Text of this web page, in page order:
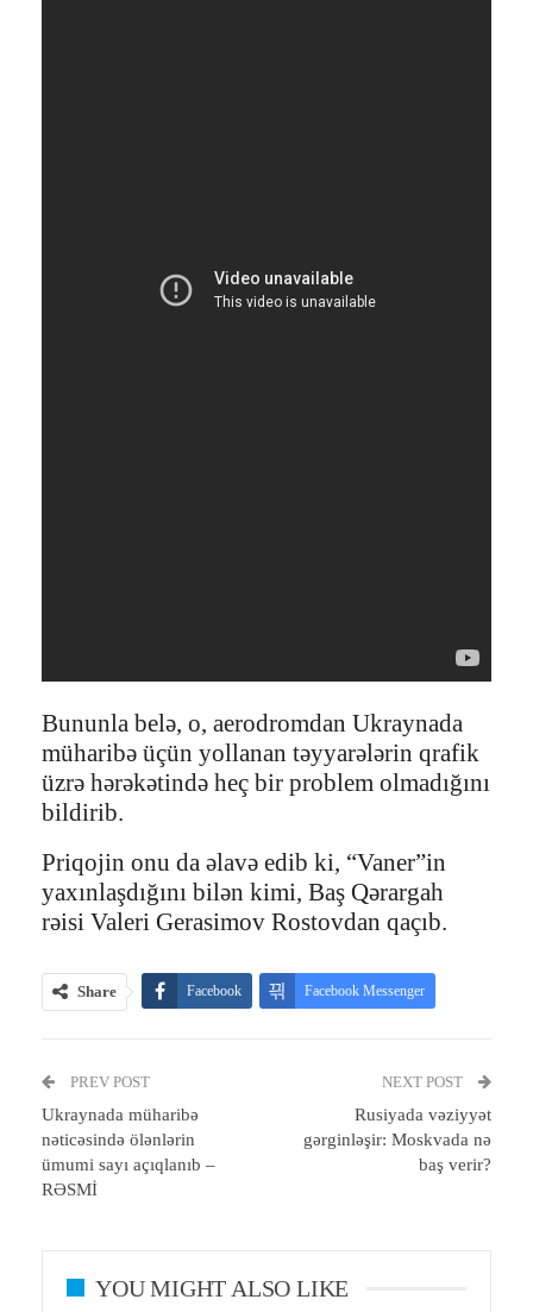
Bununla belə, o, aerodromdan Ukraynada
müharibə üçün yollanan təyyarələrin qrafik
üzrə hərəkətində heç bir problem olmadığını
bildirib.
Priqojin onu da əlavə edib ki, “Vaner”in
yaxınlaşdığını bilən kimi, Baş Qərargah
rəisi Valeri Gerasimov Rostovdan qaçıb.
Share Facebook Facebook Messenger
Email
PREV POST
Ukraynada müharibə
nəticəsində ölənlərin
ümumi sayı açıqlanıb –
RƏSMİ
NEXT POST
Rusiyada vəziyyət
gərginləşir: Moskvada nə
baş verir?
YOU MIGHT ALSO LIKE